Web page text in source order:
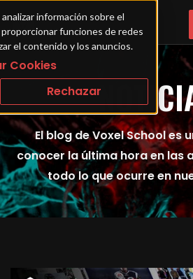
información sobre el
funciones de redes
el contenido y los anuncios.
Cookies
Rechazar
El blog de Voxel School es
conocer la última hora en las
todo lo que ocurre en